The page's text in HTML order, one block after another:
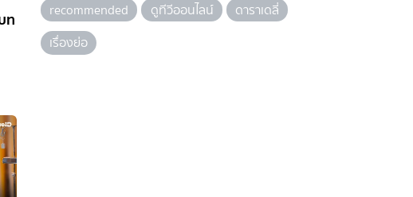
ท
recommended
ดูทีวีออนไลน์
ดาราเดลี่
เรื่องย่อ